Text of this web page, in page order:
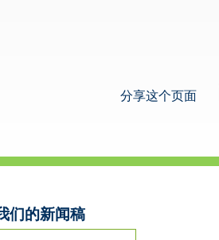
分享这个页面
们的新闻稿